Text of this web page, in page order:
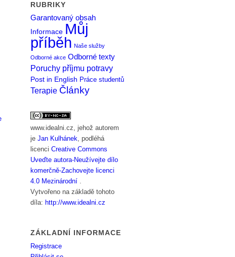
RUBRIKY
Garantovaný obsah
Informace Můj
příběh Naše služby
Odborné akce Odborné texty
Poruchy příjmu potravy
Post in English Práce studentů
Terapie Články
www.idealni.cz, jehož autorem
jeJan Kulhánek, podléhá
licenciCreative Commons
Uveďte autora-Neužívejte dílo
komerčně-Zachovejte licenci
4.0 Mezinárodní .
Vytvořeno na základě tohoto
díla: http://www.idealni.cz
ZÁKLADNÍ INFORMACE
Registrace